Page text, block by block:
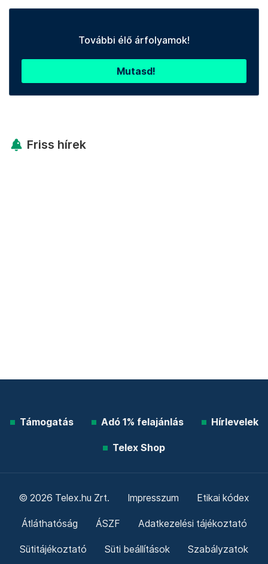
További élő árfolyamok!
Mutasd!
Friss hírek
Támogatás Adó 1% felajánlás Hírlevelek
Telex Shop
© 2026 Telex.hu Zrt. Impresszum Etikai kódex
Átláthatóság ÁSZF Adatkezelési tájékoztató
Sütitájékoztató Süti beállítások Szabályzatok